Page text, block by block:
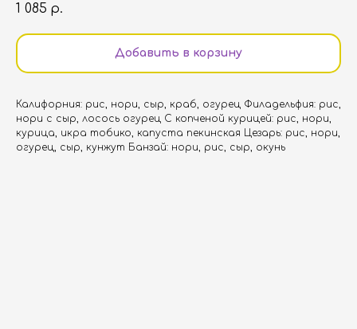
1 085 р.
Добавить в корзину
Калифорния: рис, нори, сыр, краб, огурец Филадельфия: рис,
нори с сыр, лосось огурец С копченой курицей: рис, нори,
курица, икра тобико, капуста пекинская Цезарь: рис, нори,
огурец, сыр, кунжут Банзай: нори, рис, сыр, окунь